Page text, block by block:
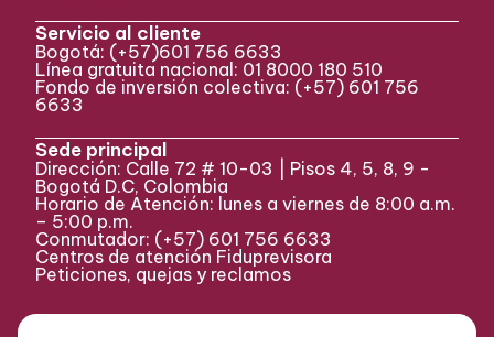
Servicio al cliente
Bogotá: (+57)601 756 6633
Línea gratuita nacional: 01 8000 180 510
Fondo de inversión colectiva: (+57) 601 756
6633
Sede principal
Dirección: Calle 72 # 10-03 | Pisos 4, 5, 8, 9 -
Bogotá D.C, Colombia
Horario de Atención: lunes a viernes de 8:00 a.m.
– 5:00 p.m.
Conmutador: (+57) 601 756 6633
Centros de atención Fiduprevisora
Peticiones, quejas y reclamos